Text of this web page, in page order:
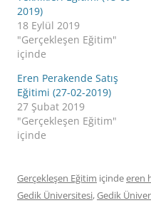
2019)
18 Eylül 2019
"Gerçekleşen Eğitim"
içinde
Eren Perakende Satış
Eğitimi (27-02-2019)
27 Şubat 2019
"Gerçekleşen Eğitim"
içinde
Gerçekleşen Eğitim içindeeren
Gedik Üniversitesi,Gedik